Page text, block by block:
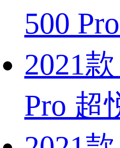
500
2021
Pro 超